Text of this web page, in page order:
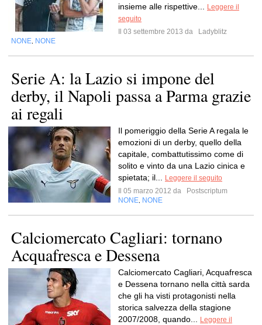
insieme alle rispettive...
Leggere il
seguito
Il 03 settembre 2013 da
Ladyblitz
NONE NONE
Serie A: la Lazio si impone del
derby, il Napoli passa a Parma grazie
ai regali
Il pomeriggio della Serie A regala le
emozioni di un derby, quello della
capitale, combattutissimo come di
solito e vinto da una Lazio cinica e
spietata; il...
Leggere il seguito
Il 05 marzo 2012 da
Postscriptum
NONE NONE
Calciomercato Cagliari: tornano
Acquafresca e Dessena
Calciomercato Cagliari, Acquafresca
e Dessena tornano nella città sarda
che gli ha visti protagonisti nella
storica salvezza della stagione
2007/2008, quando...
Leggere il